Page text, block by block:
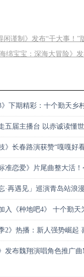
闲谨制》发布“干大事！”
海绵宝宝：深海大冒险》发
》下期精彩：十个勤天乡
五届主播台 以赤诚读懂世
》长春路演获赞“嘎嘎好看
准恋爱》片尾曲整大活！
·再遇见」巡演青岛站浪漫
入《种地吧4》 十个勤天
2》热播：新人强势崛起
发布魏翔演唱角色推广曲